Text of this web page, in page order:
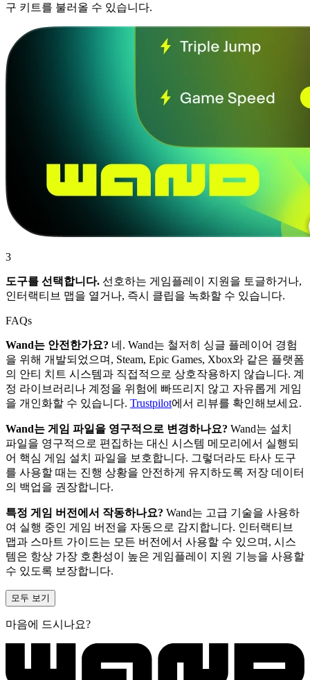
구 키트를 불러올 수 있습니다.
3
도구를 선택합니다. 선호하는 게임플레이 지원을 토글하거나,
인터랙티브 맵을 열거나, 즉시 클립을 녹화할 수 있습니다.
FAQs
Wand는 안전한가요? 네. Wand는 철저히 싱글 플레이어 경험
을 위해 개발되었으며, Steam, Epic Games, Xbox와 같은 플랫폼
의 안티 치트 시스템과 직접적으로 상호작용하지 않습니다. 계
정 라이브러리나 계정을 위험에 빠뜨리지 않고 자유롭게 게임
을 개인화할 수 있습니다. Trustpilot에서 리뷰를 확인해보세요.
Wand는 게임 파일을 영구적으로 변경하나요? Wand는 설치
파일을 영구적으로 편집하는 대신 시스템 메모리에서 실행되
어 핵심 게임 설치 파일을 보호합니다. 그렇더라도 타사 도구
를 사용할 때는 진행 상황을 안전하게 유지하도록 저장 데이터
의 백업을 권장합니다.
특정 게임 버전에서 작동하나요? Wand는 고급 기술을 사용하
여 실행 중인 게임 버전을 자동으로 감지합니다. 인터랙티브
맵과 스마트 가이드는 모든 버전에서 사용할 수 있으며, 시스
템은 항상 가장 호환성이 높은 게임플레이 지원 기능을 사용할
수 있도록 보장합니다.
모두 보기
마음에 드시나요?